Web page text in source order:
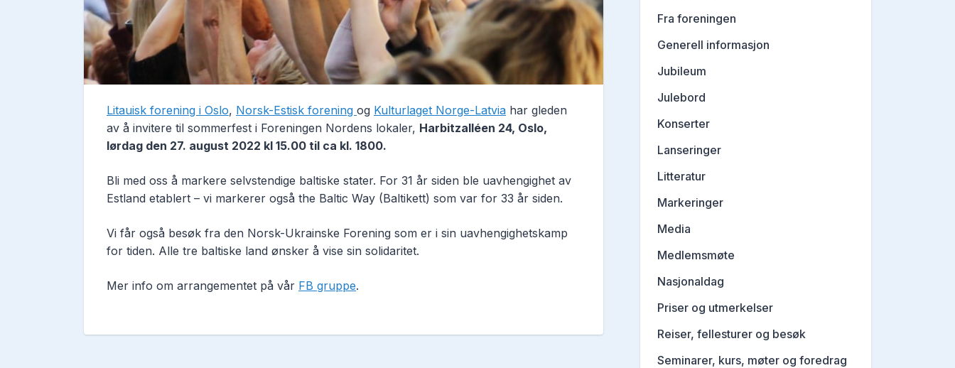
Litauisk forening i Oslo, Norsk-Estisk forening og Kulturlaget Norge-Latvia har gleden
av å invitere til sommerfest i Foreningen Nordens lokaler, Harbitzalléen 24, Oslo,
lørdag den 27. august 2022 kl 15.00 til ca kl. 1800.
Bli med oss å markere selvstendige baltiske stater. For 31 år siden ble uavhengighet av
Estland etablert – vi markerer også the Baltic Way (Baltikett) som var for 33 år siden.
Vi får også besøk fra den Norsk-Ukrainske Forening som er i sin uavhengighetskamp
for tiden. Alle tre baltiske land ønsker å vise sin solidaritet.
Mer info om arrangementet på vår FB gruppe.
Fra foreningen
Generell informasjon
Jubileum
Julebord
Konserter
Lanseringer
Litteratur
Markeringer
Media
Medlemsmøte
Nasjonaldag
Priser og utmerkelser
Reiser, fellesturer og besøk
Seminarer, kurs, møter og foredrag